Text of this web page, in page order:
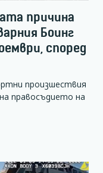
причина
Боинг
според
произшествия
правосъдието на